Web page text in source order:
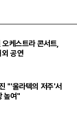
케스트라 콘서트,
공연
"'울라텍의 저주'서
높여"